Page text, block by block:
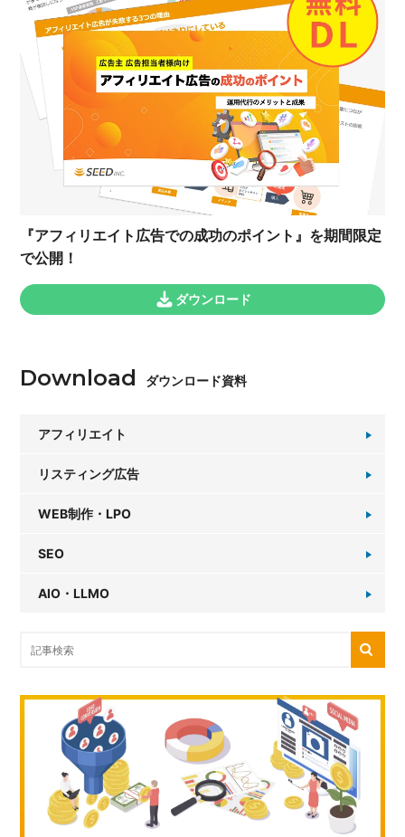
『アフィリエイト広告での成功のポイント』を期間限定
で公開！
ダウンロード
Download ダウンロード資料
アフィリエイト
リスティング広告
WEB制作・LPO
SEO
AIO・LLMO